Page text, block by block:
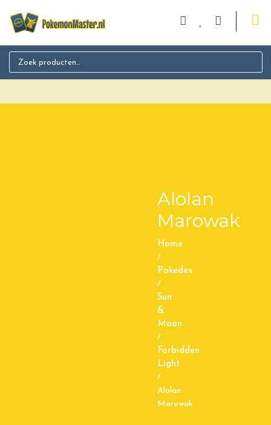
Search for:
Alolan
Marowak
Home
/
Pokedex
/
Sun
&
Moon
/
Forbidden
Light
/
Alolan
Marowak